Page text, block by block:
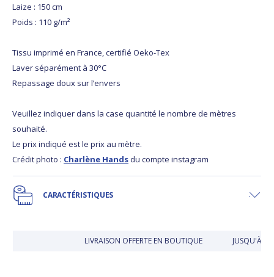
Laize : 150 cm
Poids : 110 g/m²
Tissu imprimé en France, certifié Oeko-Tex
Laver séparément à 30°C
Repassage doux sur l’envers
Veuillez indiquer dans la case quantité le nombre de mètres
souhaité.
Le prix indiqué est le prix au mètre.
Crédit photo : Charlène Handsdu compte instagram
CARACTÉRISTIQUES
LIVRAISON OFFERTE EN BOUTIQUE JUSQU'À